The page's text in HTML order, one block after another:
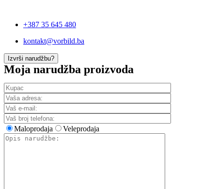
+387 35 645 480
kontakt@vorbild.ba
Izvrši narudžbu?
Moja narudžba proizvoda
Maloprodaja Veleprodaja